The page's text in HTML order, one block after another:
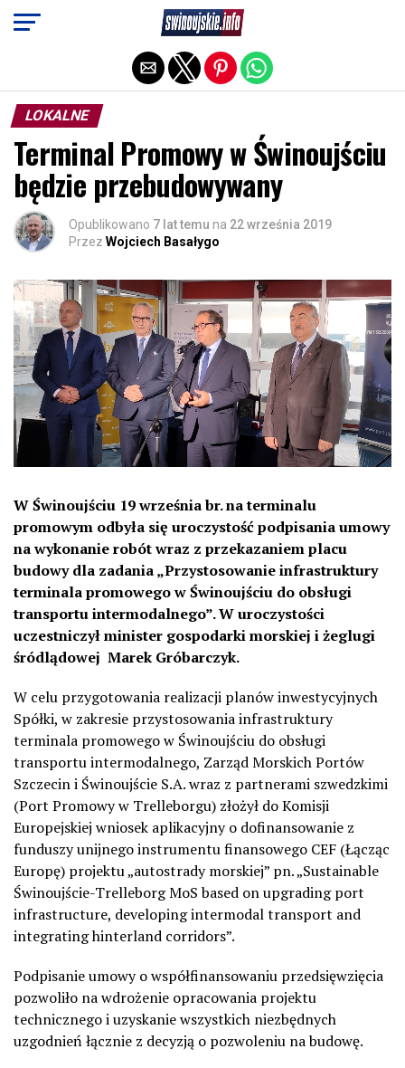
LOKALNE
Terminal Promowy w Świnoujściu
będzie przebudowywany
Opublikowano 7 lat temu na 22 września 2019
Przez Wojciech Basałygo
W Świnoujściu 19 września br. na terminalu
promowym odbyła się uroczystość podpisania umowy
na wykonanie robót wraz z przekazaniem placu
budowy dla zadania „Przystosowanie infrastruktury
terminala promowego w Świnoujściu do obsługi
transportu intermodalnego”. W uroczystości
uczestniczył minister gospodarki morskiej i żeglugi
śródlądowej Marek Gróbarczyk.
W celu przygotowania realizacji planów inwestycyjnych
Spółki, w zakresie przystosowania infrastruktury
terminala promowego w Świnoujściu do obsługi
transportu intermodalnego, Zarząd Morskich Portów
Szczecin i Świnoujście S.A. wraz z partnerami szwedzkimi
(Port Promowy w Trelleborgu) złożył do Komisji
Europejskiej wniosek aplikacyjny o dofinansowanie z
funduszy unijnego instrumentu finansowego CEF (Łącząc
Europę) projektu „autostrady morskiej” pn. „Sustainable
Świnoujście-Trelleborg MoS based on upgrading port
infrastructure, developing intermodal transport and
integrating hinterland corridors”.
Podpisanie umowy o współfinansowaniu przedsięwzięcia
pozwoliło na wdrożenie opracowania projektu
technicznego i uzyskanie wszystkich niezbędnych
uzgodnień łącznie z decyzją o pozwoleniu na budowę.
Exit mobile version